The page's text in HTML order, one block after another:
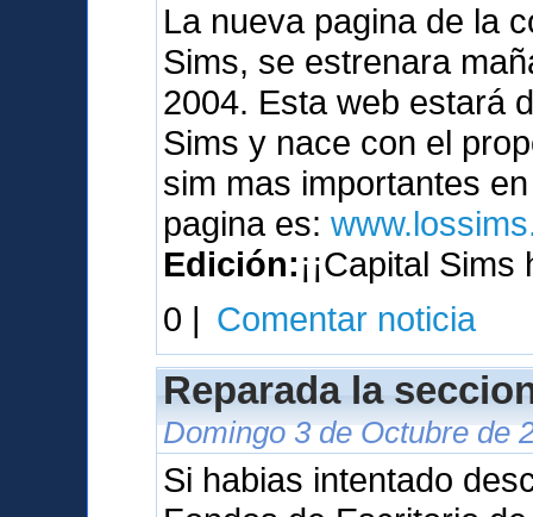
La nueva pagina de la
Sims, se estrenara
2004. Esta web estará
Sims y nace con el
sim mas importantes
pagina es:
Edición:¡¡Capital
0 | Comentar noticia
Reparada la
Domingo 3 de Octubre de
Si habias intentado